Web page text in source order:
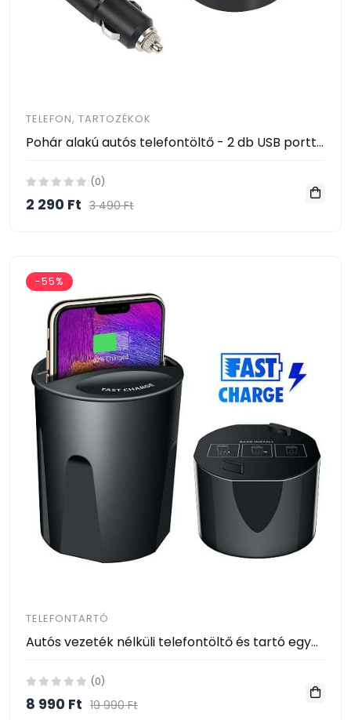
TELEFON, TARTOZÉKOK
Pohár alakú autós telefontöltő - 2 db USB porttal / 120 W
(0)
2 290 Ft 3 490 Ft
-55%
TELEFONTARTÓ
Autós vezeték nélküli telefontöltő és tartó egyben - szivargyújtós csatlakozás / USB és Type-C bemenet
(0)
8 990 Ft 19 990 Ft